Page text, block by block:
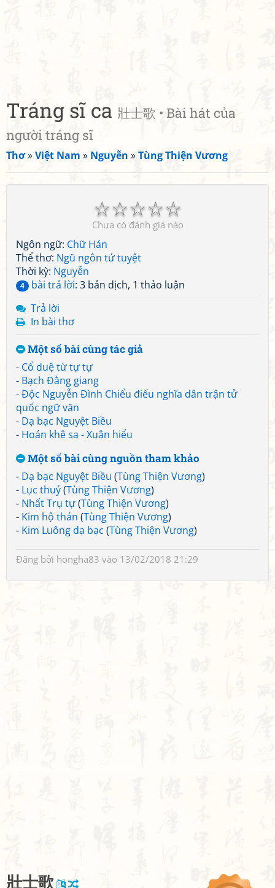
Tráng sĩ ca 壯士歌 • Bài hát của
người tráng sĩ
Thơ»Việt Nam » Nguyễn »Tùng Thiện Vương
☆
☆
☆
☆
☆
Chưa có đánh giá nào
Ngôn ngữ: Chữ Hán
Thể thơ: Ngũ ngôn tứ tuyệt
Thời kỳ: Nguyễn
4 bài trả lời: 3 bản dịch, 1 thảo luận
Trả lời
In bài thơ
Một số bài cùng tác giả
- Cổ duệ từ tự tự
- Bạch Đằng giang
-Độc Nguyễn Đình Chiểu điếu nghĩa dân trận tử
quốc ngữ văn
- Dạ bạc Nguyệt Biều
- Hoán khê sa - Xuân hiểu
Một số bài cùng nguồn tham khảo
- Dạ bạc Nguyệt Biều (Tùng Thiện Vương)
- Lục thuỷ(Tùng Thiện Vương)
- Nhất Trụ tự(Tùng Thiện Vương)
- Kim hộ thán (Tùng Thiện Vương)
- Kim Luông dạ bạc (Tùng Thiện Vương)
Đăng bởi hongha83 vào 13/02/2018 21:29
壯士歌